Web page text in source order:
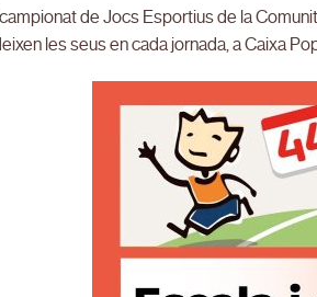
de Jocs Esportius de la
les seus en cada jornada, a Caixa